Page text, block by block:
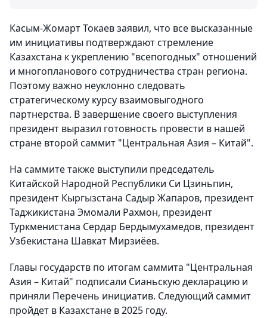
Касым-Жомарт Токаев заявил, что все высказанные
им инициативы подтверждают стремление
Казахстана к укреплению "всепогодных" отношений
и многопланового сотрудничества стран региона.
Поэтому важно неуклонно следовать
стратегическому курсу взаимовыгодного
партнерства. В завершение своего выступления
президент выразил готовность провести в нашей
стране второй саммит "Центральная Азия – Китай".
На саммите также выступили председатель
Китайской Народной Республики Си Цзиньпин,
президент Кыргызстана Садыр Жапаров, президент
Таджикистана Эмомали Рахмон, президент
Туркменистана Сердар Бердымухамедов, президент
Узбекистана Шавкат Мирзиёев.
Главы государств по итогам саммита "Центральная
Азия – Китай" подписали Сианьскую декларацию и
приняли Перечень инициатив. Следующий саммит
пройдет в Казахстане в 2025 году.